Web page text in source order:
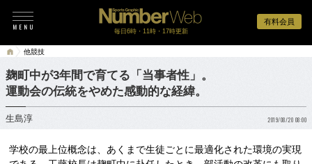
有料会員
毎日6時・11時・17時更新
他競技
麹町中が3年間で育てる「当事者性」。
運動会の伝統をやめた感動的な経緯。
生島淳 2019/08/20 08:00
学校の最上位概念は、あくまで生徒ごとに最適化された環境の実現